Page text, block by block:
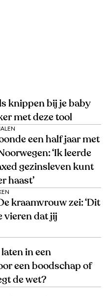
knippen bij je baby
met deze tool
een half jaar met
‘Ik leerde
gezinsleven kunt
haast’
kraamvrouw zei: ‘Dit
vieren dat jij
in een
een boodschap of
de wet?